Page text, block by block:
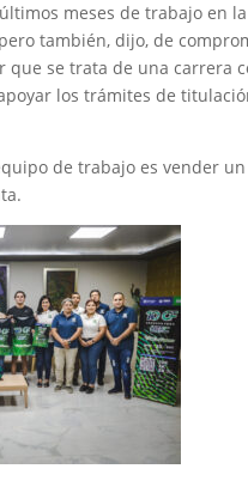
meses de trabajo en
también, dijo, de
se trata de una carrera
los trámites de
de trabajo es vender